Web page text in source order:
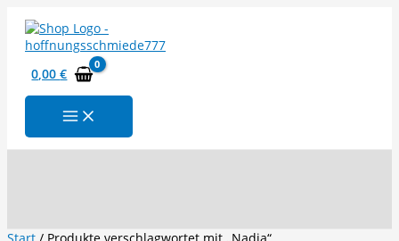
Inhalt
springen
0,00€
Start / Produkte verschlagwortet mit „Nadja“